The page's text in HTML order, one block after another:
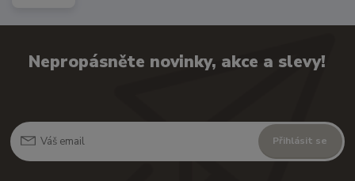
Nepropásněte novinky, akce a slevy!
Přihlásit se